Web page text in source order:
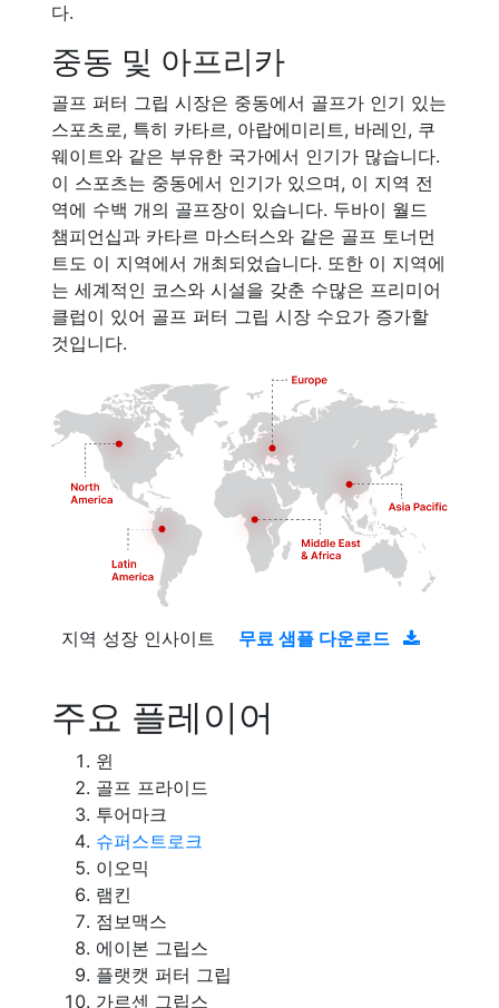
다.
중동 및 아프리카
골프 퍼터 그립 시장은 중동에서 골프가 인기 있는
스포츠로, 특히 카타르, 아랍에미리트, 바레인, 쿠
웨이트와 같은 부유한 국가에서 인기가 많습니다.
이 스포츠는 중동에서 인기가 있으며, 이 지역 전
역에 수백 개의 골프장이 있습니다. 두바이 월드
챔피언십과 카타르 마스터스와 같은 골프 토너먼
트도 이 지역에서 개최되었습니다. 또한 이 지역에
는 세계적인 코스와 시설을 갖춘 수많은 프리미어
클럽이 있어 골프 퍼터 그립 시장 수요가 증가할
것입니다.
지역 성장 인사이트 무료 샘플 다운로드
주요 플레이어
윈
골프 프라이드
투어마크
슈퍼스트로크
이오믹
램킨
점보맥스
에이본 그립스
플랫캣 퍼터 그립
가르센 그립스